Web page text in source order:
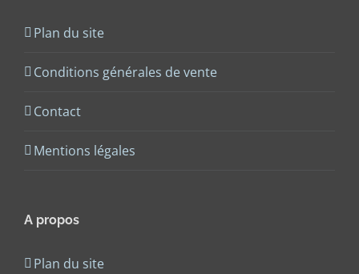
Plan du site
Conditions générales de vente
Contact
Mentions légales
A propos
Plan du site